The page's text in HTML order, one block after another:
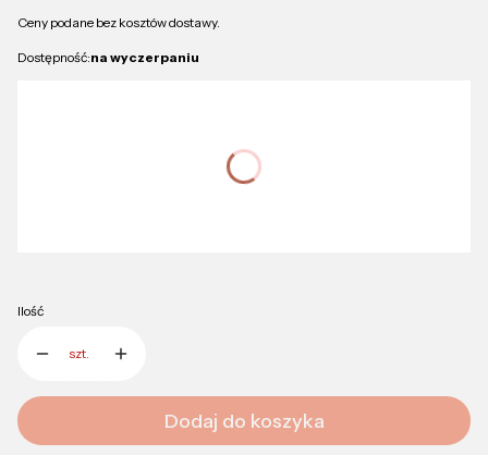
Ceny podane bez kosztów dostawy.
Dostępność:na wyczerpaniu
Ilość
szt.
Dodaj do koszyka